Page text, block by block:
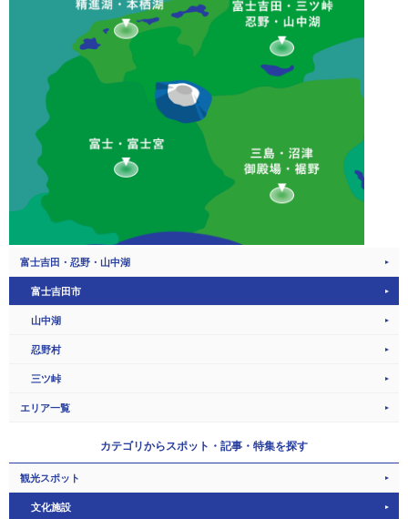
富士吉田・忍野・山中湖
富士吉田市
山中湖
忍野村
三ツ峠
エリア一覧
カテゴリからスポット・記事・特集を探す
観光スポット
文化施設